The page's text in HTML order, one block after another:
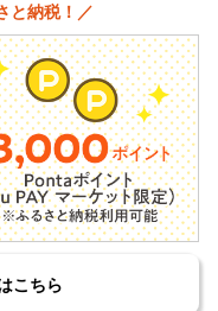
と納税！／
こちら